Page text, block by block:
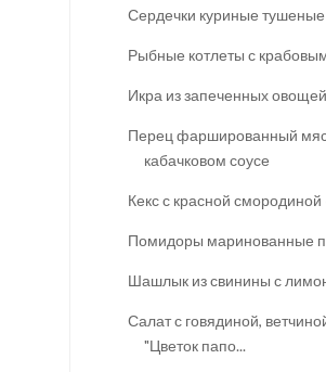
Сердечки куриные тушеные
Рыбные котлеты с
Икра из запеченных
Перец фаршированный
кабачковом соусе
Кекс с красной смородиной
Помидоры маринованные
Шашлык из свинины с
Салат с говядиной,
"Цветок папо...